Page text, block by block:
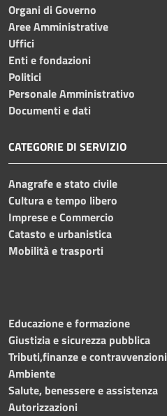
Organi di Governo
Aree Amministrative
Uffici
Enti e fondazioni
Politici
Personale Amministrativo
Documenti e dati
CATEGORIE DI SERVIZIO
Anagrafe e stato civile
Cultura e tempo libero
Imprese e Commercio
Catasto e urbanistica
Mobilità e trasporti
Educazione e formazione
Giustizia e sicurezza pubblica
Tributi,finanze e contravvenzioni
Ambiente
Salute, benessere e assistenza
Autorizzazioni